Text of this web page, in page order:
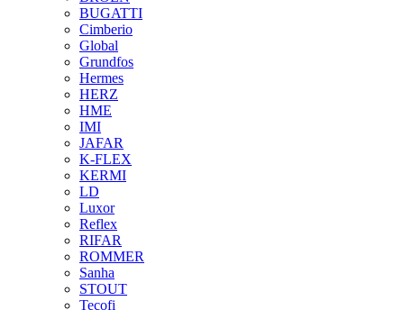
BUGATTI
Cimberio
Global
Grundfos
Hermes
HERZ
HME
IMI
JAFAR
K-FLEX
KERMI
LD
Luxor
Reflex
RIFAR
ROMMER
Sanha
STOUT
Tecofi